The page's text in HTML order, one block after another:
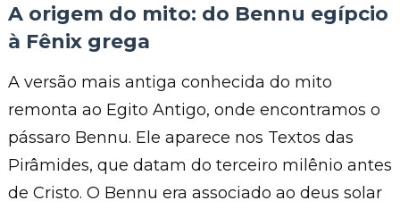
A origem do mito: do Bennu egípcio
à Fênix grega
A versão mais antiga conhecida do mito
remonta ao Egito Antigo, onde encontramos o
pássaro Bennu. Ele aparece nos Textos das
Pirâmides, que datam do terceiro milênio antes
de Cristo. O Bennu era associado ao deus solar